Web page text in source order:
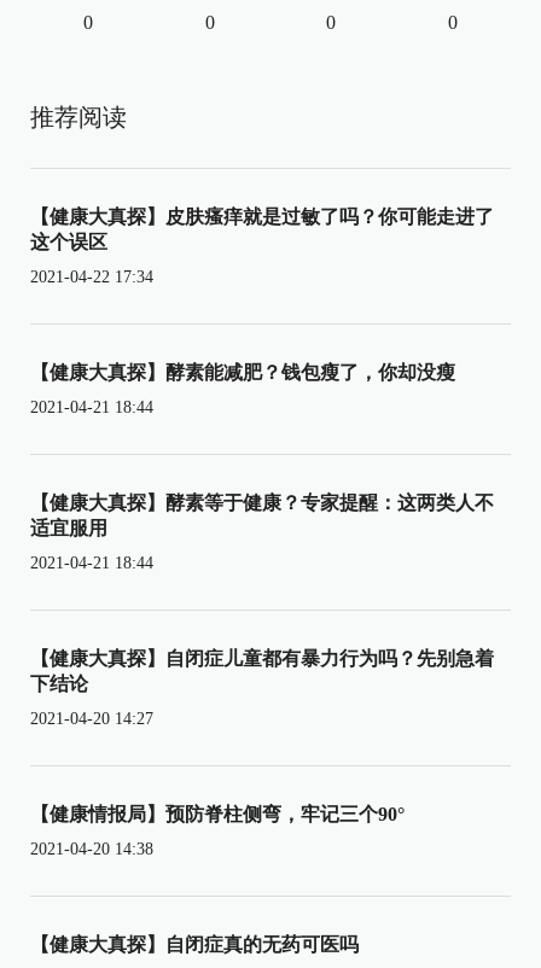
0 0 0 0
推荐阅读
【健康大真探】皮肤瘙痒就是过敏了吗？你可能走进了
这个误区
2021-04-22 17:34
【健康大真探】酵素能减肥？钱包瘦了，你却没瘦
2021-04-21 18:44
【健康大真探】酵素等于健康？专家提醒：这两类人不
适宜服用
2021-04-21 18:44
【健康大真探】自闭症儿童都有暴力行为吗？先别急着
下结论
2021-04-20 14:27
【健康情报局】预防脊柱侧弯，牢记三个90°
2021-04-20 14:38
【健康大真探】自闭症真的无药可医吗